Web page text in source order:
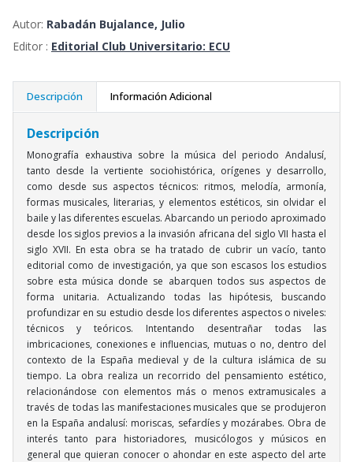
Autor: Rabadán Bujalance, Julio
Editor : Editorial Club Universitario: ECU
Descripción Información Adicional
Descripción
Monografía exhaustiva sobre la música del periodo Andalusí,
tanto desde la vertiente sociohistórica, orígenes y desarrollo,
como desde sus aspectos técnicos: ritmos, melodía, armonía,
formas musicales, literarias, y elementos estéticos, sin olvidar el
baile y las diferentes escuelas. Abarcando un periodo aproximado
desde los siglos previos a la invasión africana del siglo VII hasta el
siglo XVII. En esta obra se ha tratado de cubrir un vacío, tanto
editorial como de investigación, ya que son escasos los estudios
sobre esta música donde se abarquen todos sus aspectos de
forma unitaria. Actualizando todas las hipótesis, buscando
profundizar en su estudio desde los diferentes aspectos o niveles:
técnicos y teóricos. Intentando desentrañar todas las
imbricaciones, conexiones e influencias, mutuas o no, dentro del
contexto de la España medieval y de la cultura islámica de su
tiempo. La obra realiza un recorrido del pensamiento estético,
relacionándose con elementos más o menos extramusicales a
través de todas las manifestaciones musicales que se produjeron
en la España andalusí: moriscas, sefardíes y mozárabes. Obra de
interés tanto para historiadores, musicólogos y músicos en
general que quieran conocer o ahondar en este aspecto del arte